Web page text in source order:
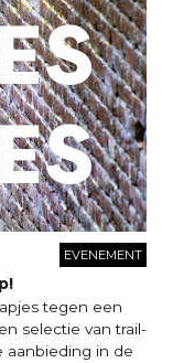
EVENEMENT
tegen een
selectie van trail-
aanbieding in de